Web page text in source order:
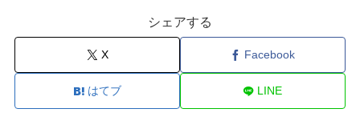
シェアする
X Facebook
はてブ LINE